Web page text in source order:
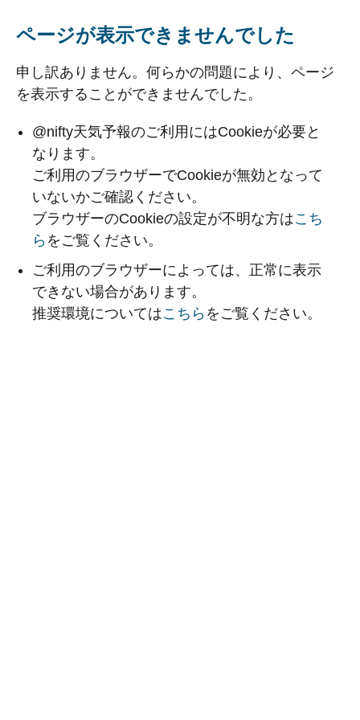
ページが表示できませんでした
申し訳ありません。何らかの問題により、ページ
を表示することができませんでした。
@nifty天気予報のご利用にはCookieが必要と
なります。
ご利用のブラウザーでCookieが無効となって
いないかご確認ください。
ブラウザーのCookieの設定が不明な方はこち
ら をご覧ください。
ご利用のブラウザーによっては、正常に表示
できない場合があります。
推奨環境についてはこちら をご覧ください。